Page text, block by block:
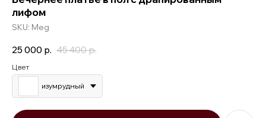
лифом
SKU: Meg
25 000 р. 45 400 р.
Цвет
изумрудный